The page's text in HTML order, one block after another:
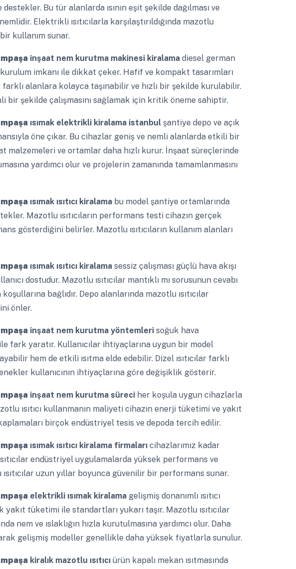
Bu tür alanlarda ısının eşit şekilde dağılması ve
Elektrikli ısıtıcılarla karşılaştırıldığında mazotlu
bir kullanım sunar.
inşaat nem kurutma makinesi kiralamadiesel german
imkanı ile dikkat çeker. Hafif ve kompakt tasarımları
farklı alanlara kolayca taşınabilir ve hızlı bir şekilde kurulabilir.
bir şekilde çalışmasını sağlamak için kritik öneme sahiptir.
ısımak elektrikli kiralama istanbulşantiye depo ve açık
öne çıkar. Bu cihazlar geniş ve nemli alanlarda etkili bir
malzemeleri ve ortamlar daha hızlı kurur. İnşaat süreçlerinde
yardımcı olur ve projelerin zamanında tamamlanmasını
ısımak ısıtıcı kiralamabu model şantiye ortamlarında
Mazotlu ısıtıcıların performans testi cihazın gerçek
gösterdiğini belirler. Mazotlu ısıtıcıların kullanım alanları
ısımak ısıtıcı kiralamasessiz çalışması güçlü hava akışı
dostudur. Mazotlu ısıtıcılar mantıklı mı sorusunun cevabı
bağlıdır. Depo alanlarında mazotlu ısıtıcılar
önler.
inşaat nem kurutma yöntemlerisoğuk hava
fark yaratır. Kullanıcılar ihtiyaçlarına uygun bir model
hem de etkili ısıtma elde edebilir. Dizel ısıtıcılar farklı
kullanıcının ihtiyaçlarına göre değişiklik gösterir.
inşaat nem kurutma süreciher koşula uygun cihazlarla
ısıtıcı kullanmanın maliyeti cihazın enerji tüketimi ve yakıt
birçok endüstriyel tesis ve depoda tercih edilir.
ısımak ısıtıcı kiralama firmalarıcihazlarımız kadar
endüstriyel uygulamalarda yüksek performans ve
uzun yıllar boyunca güvenilir bir performans sunar.
elektrikli ısımak kiralamagelişmiş donanımlı ısıtıcı
tüketimi ile standartları yukarı taşır. Mazotlu ısıtıcılar
nem ve ıslaklığın hızla kurutulmasına yardımcı olur. Daha
gelişmiş modeller genellikle daha yüksek fiyatlarla sunulur.
kiralık mazotlu ısıtıcıürün kapalı mekan ısıtmasında